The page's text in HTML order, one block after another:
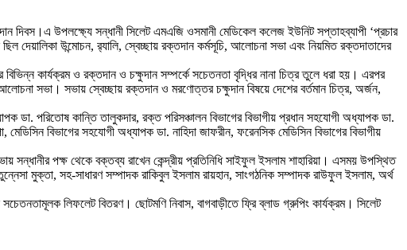
দিবস।এ উপলক্ষ্যে সন্ধানী সিলেট এমএজি ওসমানী মেডিকেল কলেজ ইউনিট সপ্তাহব্যাপী ‘প্রচার
দেয়ালিকা উন্মোচন, র‍্যালি, স্বেচ্ছায় রক্তদান কর্মসূচি, আলোচনা সভা এবং নিয়মিত রক্তদাতাদের
কার্যক্রম ও রক্তদান ও চক্ষুদান সম্পর্কে সচেতনতা বৃদ্ধির নানা চিত্র তুলে ধরা হয়। এরপর
সভা। সভায় স্বেচ্ছায় রক্তদান ও মরণোত্তর চক্ষুদান বিষয়ে দেশের বর্তমান চিত্র, অর্জন,
ডা. পরিতোষ কান্তি তালুকদার, রক্ত পরিসঞ্চালন বিভাগের বিভাগীয় প্রধান সহযোগী অধ্যাপক ডা.
বিভাগের সহযোগী অধ্যাপক ডা. নাহিদা জাফরীন, ফরেনসিক মেডিসিন বিভাগের বিভাগীয়
সন্ধানীর পক্ষ থেকে বক্তব্য রাখেন কেন্দ্রীয় প্রতিনিধি সাইফুল ইসলাম শাহারিয়া। এসময় উপস্থিত
মুক্তা, সহ-সাধারণ সম্পাদক রাকিবুল ইসলাম রায়হান, সাংগঠনিক সম্পাদক রাউফুল ইসলাম, অর্থ
লিফলেট বিতরণ। ছোটমণি নিবাস, বাগবাড়ীতে ফ্রি ব্লাড গ্রুপিং কার্যক্রম। সিলেট